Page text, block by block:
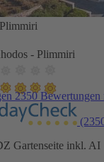
- Plimmiri
2350
Gartenseite inkl. AI